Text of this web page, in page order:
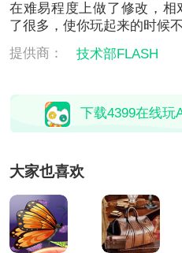
在难易程度上做了修改，
了很多，使你玩起来的时候
提供商：
技术部FLASH
下载4399在线
大家也喜欢